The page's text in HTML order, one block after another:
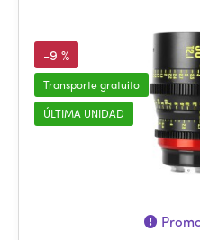
-9 %
Transporte gratuito
ÚLTIMA UNIDAD